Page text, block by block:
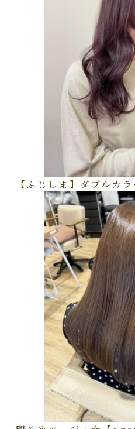
【ふじしま】ダブルカ